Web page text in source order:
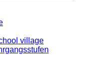
village